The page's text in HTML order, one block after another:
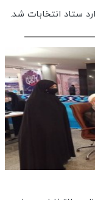
ستاد انتخابات شد.